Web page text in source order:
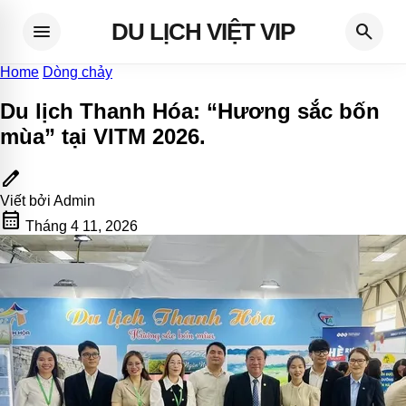
menu DU LỊCH VIỆT VIP search
Home Dòng chảy
Du lịch Thanh Hóa: “Hương sắc bốn
mùa” tại VITM 2026.
edit
Viết bởi Admin
calendar_month Tháng 4 11, 2026